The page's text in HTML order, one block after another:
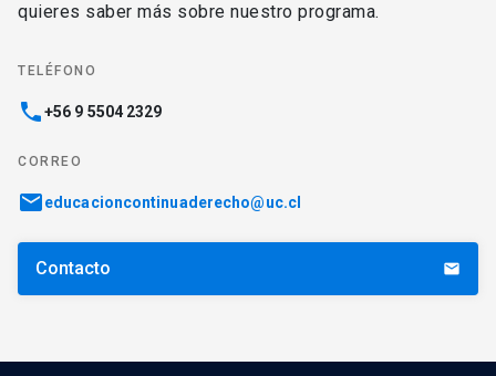
quieres saber más sobre nuestro programa.
TELÉFONO
phone+56 9 5504 2329
CORREO
emaileducacioncontinuaderecho@uc.cl
Contacto email